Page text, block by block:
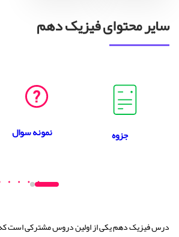
سایر محتوای فیزیک دهم
جزوه نمونه سوال
درس فیزیک دهم یکی از اولین دروس مشترکی است